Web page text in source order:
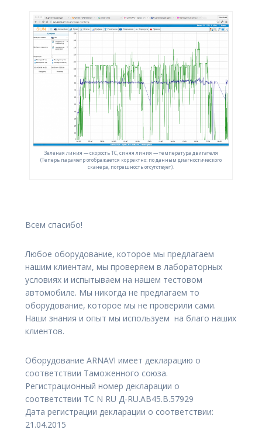
Зеленая линия — скорость ТС, синяя линия — температура двигателя
(Теперь параметр отображается корректно: по данным диагностического
сканера, погрешность отсутствует).
Всем спасибо!
Любое оборудование, которое мы предлагаем
нашим клиентам, мы проверяем в лабораторных
условиях и испытываем на нашем тестовом
автомобиле. Мы никогда не предлагаем то
оборудование, которое мы не проверили сами.
Наши знания и опыт мы используем на благо наших
клиентов.
Оборудование ARNAVI имеет декларацию о
соответствии Таможенного союза.
Регистрационный номер декларации о
соответствии TC N RU Д-RU.АВ45.В.57929
Дата регистрации декларации о соответствии:
21.04.2015